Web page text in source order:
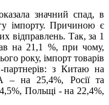
значний спад, в
імпорту. Причиною є
відправлень. Так, за 1
на 21,1 %, при чому,
року, імпорт товарів
партнерів: з Китаю на
на 25,4%, Росії та
Польщі - на 22,4%,